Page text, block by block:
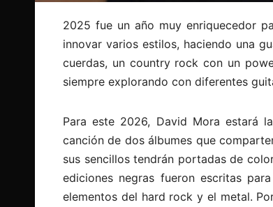
2025 fue un año muy enriquecedor
innovar varios estilos, haciendo una
cuerdas, un country rock con un
siempre explorando con diferentes
Para este 2026, David Mora estará
canción de dos álbumes que
sus sencillos tendrán portadas de
ediciones negras fueron escritas
elementos del hard rock y el metal.